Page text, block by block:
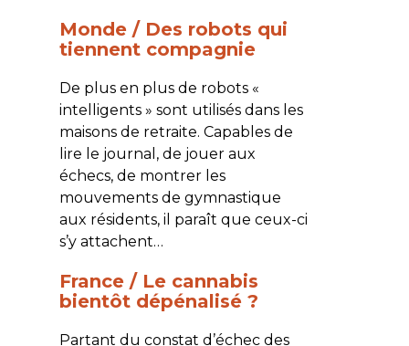
Monde / Des robots qui
tiennent compagnie
De plus en plus de robots «
intelligents » sont utilisés dans les
maisons de retraite. Capables de
lire le journal, de jouer aux
échecs, de montrer les
mouvements de gymnastique
aux résidents, il paraît que ceux-ci
s’y attachent…
France / Le cannabis
bientôt dépénalisé ?
Partant du constat d’échec des